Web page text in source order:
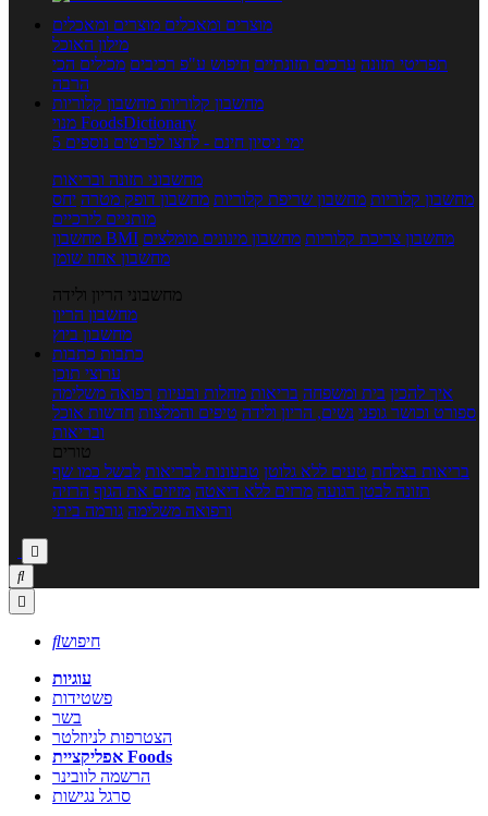
מוצרים ומאכלים מוצרים ומאכלים
מילון האוכל
תפריטי תזונה ערכים תזונתיים חיפוש ע"פ רכיבים מכילים הכי
הרבה
מחשבון קלוריות מחשבון קלוריות
מנוי FoodsDictionary
5 ימי ניסיון חינם - לחצו לפרטים נוספים
מחשבוני תזונה ובריאות
מחשבון קלוריות מחשבון שריפת קלוריות מחשבון דופק מטרה יחס
מותניים לירכיים
מחשבון BMI
מחשבון צריכת קלוריות מחשבון מינונים מומלצים
מחשבון אחוז שומן
מחשבוני הריון ולידה
מחשבון הריון
מחשבון ביוץ
כתבות כתבות
ערוצי תוכן
איך להכין בית ומשפחה בריאות מחלות ובעיות רפואה משלימה
ספורט וכושר גופני נשים, הריון ולידה טיפים והמלצות חדשות אוכל
ובריאות
טורים
בריאות בצלחת טעים ללא גלוטן טבעונות לבריאות לבשל כמו שף
תזונה לבטן רגועה מרזים ללא דיאטה מזיזים את הגוף הרזיה
ורפואה משלימה גורמה ביתי



חיפוש
עוגיות
פשטידות
בשר
הצטרפות לניוזלטר
אפליקציית Foods
הרשמה לוובינר
סרגל נגישות